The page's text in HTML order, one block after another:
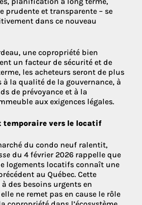
prudente et transparente – se
dans ce nouveau
une copropriété bien
un facteur de sécurité et de
les acheteurs seront de plus
la qualité de la gouvernance, à
de prévoyance et à la
aux exigences légales.
temporaire vers le locatif
du condo neuf ralentit,
du 4 février 2026 rappelle que
logements locatifs connaît une
au Québec. Cette
des besoins urgents en
ne remet pas en cause le rôle